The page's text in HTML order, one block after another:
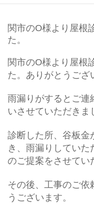
関市のO様より屋根
た。
関市のO様より屋根
た。ありがとうござ
雨漏りがするとご連
いさせていただきま
診断した所、谷板金
き、雨漏りしていた
のご提案をさせてい
その後、工事のご依
うございます。